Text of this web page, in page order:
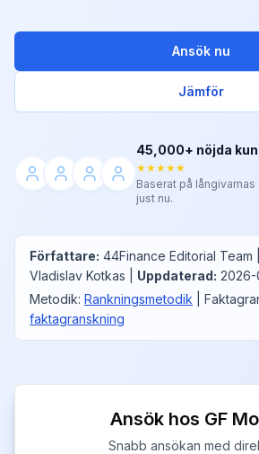
Ansök nu
Jämför
45,000+ nöjda
★★★★★
Baserat på
just nu.
Författare: 44Finance Editorial Team
Vladislav Kotkas
Uppdaterad: 2026-
Metodik: Rankningsmetodik
faktagranskning
Ansök hos GF
Snabb ansökan med